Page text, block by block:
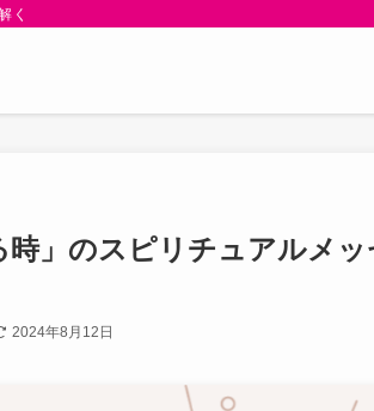
く
時」のスピリチュアルメ
2024年8月12日